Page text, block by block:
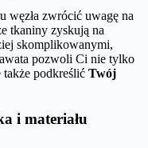
węzła zwrócić uwagę na
tkaniny zyskują na
skomplikowanymi,
pozwoli Ci nie tylko
także podkreślić Twój
i materiału